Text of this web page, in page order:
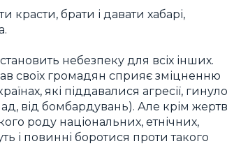
брати і давати хабарі,
небезпеку для всіх інших.
своїх громадян сприяє зміцненню
які піддавалися агресії, гинуло
від бомбардувань). Але крім жертв
роду національних, етнічних,
і повинні боротися проти такого